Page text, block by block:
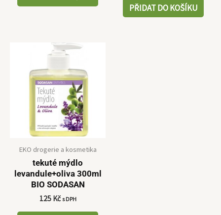
PŘIDAT DO KOŠÍKU
EKO drogerie a kosmetika
tekuté mýdlo
levandule+oliva 300ml
BIO SODASAN
125 Kč s DPH